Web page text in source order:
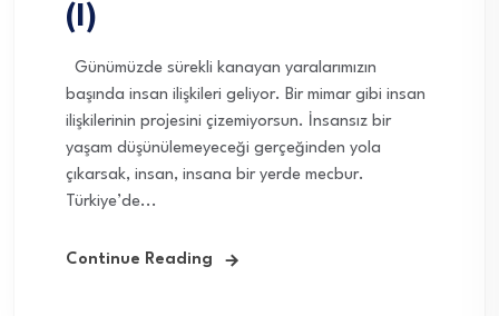
(I)
Günümüzde sürekli kanayan yaralarımızın
başında insan ilişkileri geliyor. Bir mimar gibi insan
ilişkilerinin projesini çizemiyorsun. İnsansız bir
yaşam düşünülemeyeceği gerçeğinden yola
çıkarsak, insan, insana bir yerde mecbur.
Türkiye’de...
Continue Reading